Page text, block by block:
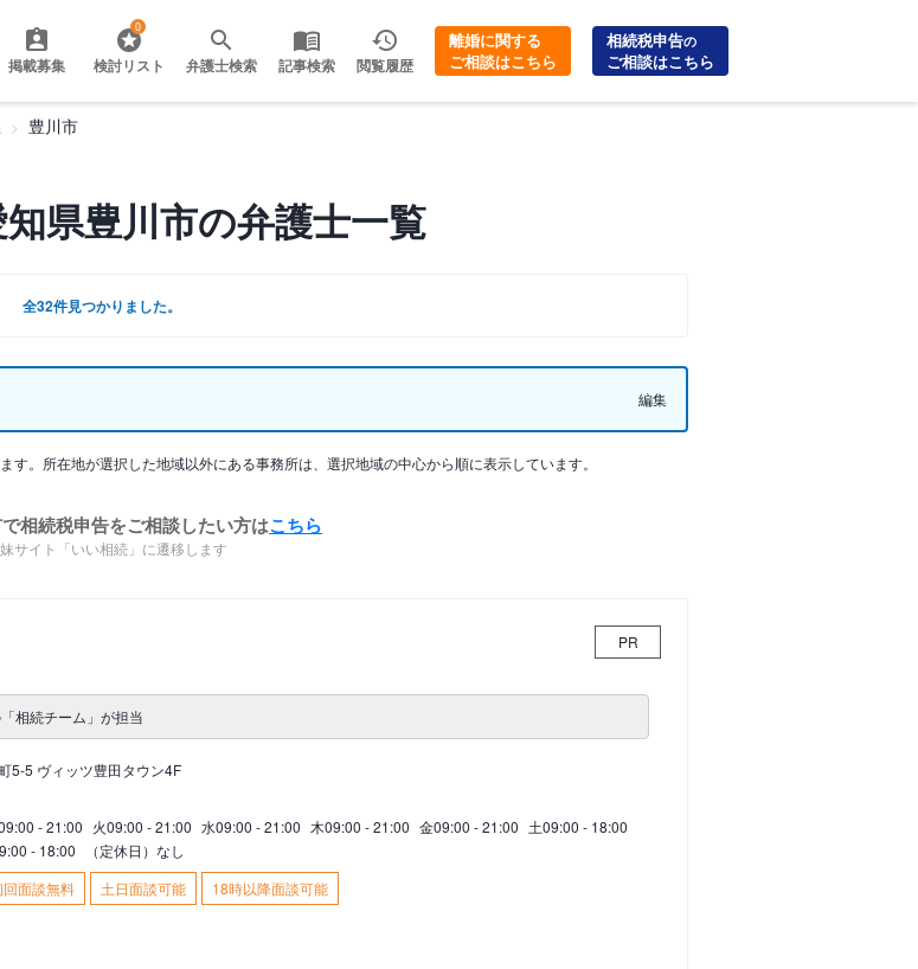
掲載募集
0
検討リスト 弁護士検索 記事検索 閲覧履歴
離婚に関する
ご相談はこちら
相続税申告の
ご相談はこちら
豊川市
県豊川市の弁護士一覧
全32件見つかりました。
編集
。所在地が選択した地域以外にある事務所は、選択地域の中心から順に表示しています。
相続税申告をご相談したい方はこちら
サイト「いい相続」に遷移します
PR
相続チーム」が担当
5-5 ヴィッツ豊田タウン4F
- 21:00 火09:00 - 21:00 水09:00 - 21:00 木09:00 - 21:00 金09:00 - 21:00 土09:00 - 18:00
- 18:00
（定休日）なし
回面談無料 土日面談可能 18時以降面談可能